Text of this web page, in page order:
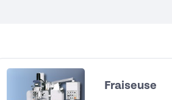
Fraiseuse